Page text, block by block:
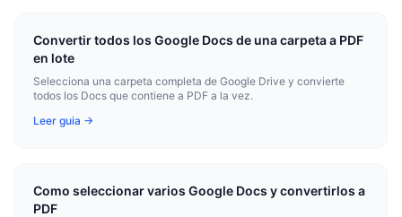
Convertir todos los Google Docs de una carpeta a PDF
en lote
Selecciona una carpeta completa de Google Drive y convierte
todos los Docs que contiene a PDF a la vez.
Leer guia →
Como seleccionar varios Google Docs y convertirlos a
PDF